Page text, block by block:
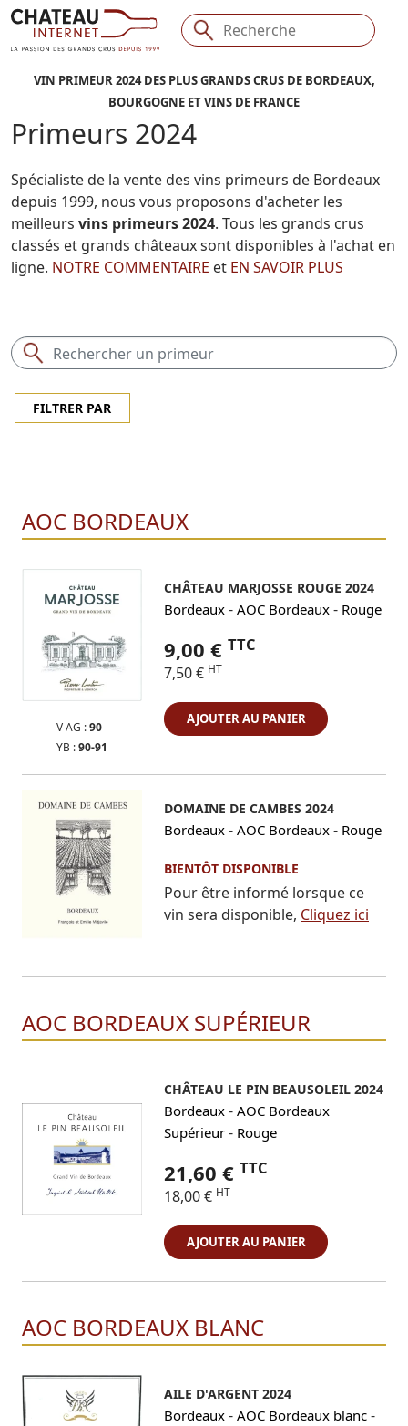
VIN PRIMEUR 2024 DES PLUS GRANDS CRUS DE BORDEAUX,
BOURGOGNE ET VINS DE FRANCE
Primeurs 2024
Spécialiste de la vente des vins primeurs de Bordeaux
depuis 1999, nous vous proposons d'acheter les
meilleurs vins primeurs 2024. Tous les grands crus
classés et grands châteaux sont disponibles à l'achat en
ligne. NOTRE COMMENTAIRE et EN SAVOIR PLUS
FILTRER PAR
AOC BORDEAUX
V AG :90
YB :90-91
CHÂTEAU MARJOSSE ROUGE 2024
Bordeaux - AOC Bordeaux - Rouge
9,00 € TTC
7,50 € HT
AJOUTER AU PANIER
DOMAINE DE CAMBES 2024
Bordeaux - AOC Bordeaux - Rouge
BIENTÔT DISPONIBLE
Pour être informé lorsque ce
vin sera disponible, Cliquez ici
AOC BORDEAUX SUPÉRIEUR
CHÂTEAU LE PIN BEAUSOLEIL 2024
Bordeaux - AOC Bordeaux
Supérieur - Rouge
21,60 € TTC
18,00 € HT
AJOUTER AU PANIER
AOC BORDEAUX BLANC
AILE D'ARGENT 2024
Bordeaux - AOC Bordeaux blanc -